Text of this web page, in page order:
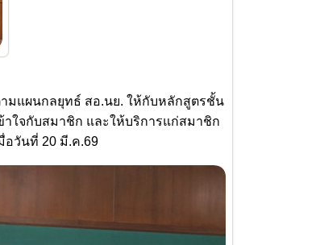
มแผนกลยุทธ์ สอ.นย. ให้กับหลักสูตรชั้น
าใจกับสมาชิก และให้บริการแก่สมาชิก
อวันที่ 20 มี.ค.69